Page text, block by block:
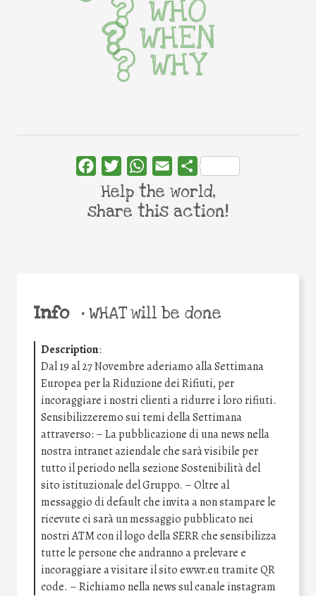
Info •WHAT will be done
Description:
Dal 19 al 27 Novembre aderiamo alla Settimana
Europea per la Riduzione dei Rifiuti, per
incoraggiare i nostri clienti a ridurre i loro rifiuti.
Sensibilizzeremo sui temi della Settimana
attraverso: – La pubblicazione di una news nella
nostra intranet aziendale che sarà visibile per
tutto il periodo nella sezione Sostenibilità del
sito istituzionale del Gruppo. – Oltre al
messaggio di default che invita a non stampare le
ricevute ci sarà un messaggio pubblicato nei
nostri ATM con il logo della SERR che sensibilizza
tutte le persone che andranno a prelevare e
incoraggiare a visitare il sito ewwr.eu tramite QR
code. – Richiamo nella news sul canale instagram
WHO
WHEN
WHY
FacebookTwitterWhatsApp
Email Share
Help the world,
share this action!